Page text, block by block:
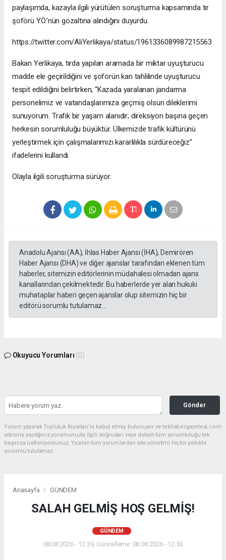
paylaşımda, kazayla ilgili yürütülen soruşturma kapsamında tır
şoförü Y.Ö.’nün gözaltına alındığını duyurdu.
https://twitter.com/AliYerlikaya/status/1961336089987215563
Bakan Yerlikaya, tırda yapılan aramada bir miktar uyuşturucu
madde ele geçirildiğini ve şoförün kan tahlilinde uyuşturucu
tespit edildiğini belirtirken, “Kazada yaralanan jandarma
personelimiz ve vatandaşlarımıza geçmiş olsun dileklerimi
sunuyorum. Trafik bir yaşam alanıdır; direksiyon başına geçen
herkesin sorumluluğu büyüktür. Ülkemizde trafik kültürünü
yerleştirmek için çalışmalarımızı kararlılıkla sürdüreceğiz”
ifadelerini kullandı.
Olayla ilgili soruşturma sürüyor.
Anadolu Ajansı (AA), İhlas Haber Ajansı (İHA), Demirören
Haber Ajansı (DHA) ve diğer ajanslar tarafından eklenen tüm
haberler, sitemizin editörlerinin müdahalesi olmadan ajans
kanallarından çekilmektedir. Bu haberlerde yer alan hukuki
muhataplar haberi geçen ajanslar olup sitemizin hiç bir
editörü sorumlu tutulamaz...
Okuyucu Yorumları (0)
Gönder
Yorum yazarak Topluluk Kuralları’nı kabul etmiş bulunuyor ve tekhabergazetesi.com
sitesine yaptığınız yorumunuzla ilgili doğrudan veya dolaylı tüm sorumluluğu tek
başınıza üstleniyorsunuz. Yazılan tüm yorumlardan site yönetimi hiçbir şekilde
sorumlu tutulamaz.
Anasayfa GÜNDEM
SALAH GELMİŞ HOŞ GELMİŞ!
GÜNDEM
08.08.2026 - 12:39, Güncelleme: 08.08.2026 - 12:55